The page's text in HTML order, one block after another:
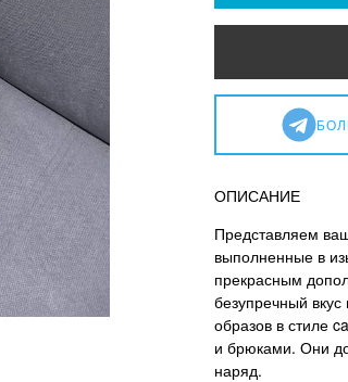
ОПИСАНИЕ
Представляем
выполненные в
прекрасным
безупречный
образов в стиле
и брюками. Они
наряд.